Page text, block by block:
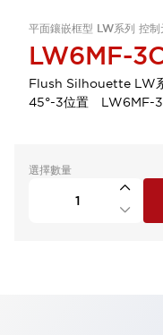
平面鑲嵌框型 LW系列 控制
LW6MF-
Flush Silhouette LW
45°-3位置 LW6MF-
選擇數量